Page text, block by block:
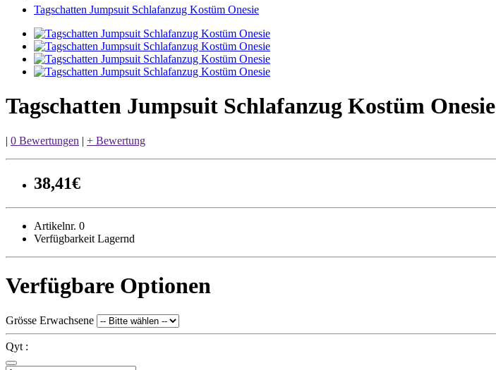
Tagschatten Jumpsuit Schlafanzug Kostüm Onesie
Tagschatten Jumpsuit Schlafanzug Kostüm Onesie
| 0 Bewertungen | + Bewertung
38,41€
Artikelnr. 0
Verfügbarkeit Lagernd
Verfügbare Optionen
Grösse Erwachsene
Qyt :